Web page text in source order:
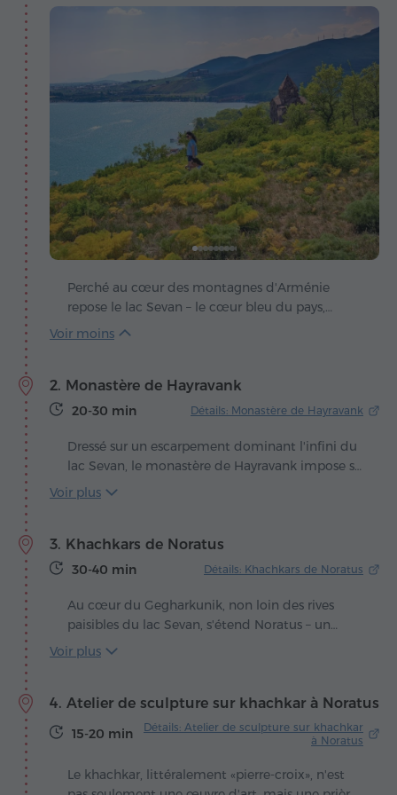
Perché au cœur des montagnes d'Arménie
repose le lac Sevan – le cœur bleu du pays,
battant au rythme du vent et du soleil. La
versa ses larmes pour l'emplir d'eau et offrir ainsi
un présent inestimable aux hommes.
2. Monastère de Hayravank
20-30 min Détails: Monastère de Hayravank
Dressé sur un escarpement dominant l'infini du
lac Sevan, le monastère de Hayravank impose sa
présence discrète mais majestueuse. La date
exacte de sa construction s'est perdue dans la
rattachent au IXe siècle. Bâti de pierres
grossièrement taillées, sans ornements
une sobriété presque monastique. Les pierres
semblent retenir l'empreinte des mains
chargés des parfums du lac et des herbes des
Voir plus
3. Khachkars de Noratus
30-40 min Détails: Khachkars de Noratus
Au cœur du Gegharkunik, non loin des rives
paisibles du lac Sevan, s'étend Noratus – un
vaste cimetière de khachkars où la pierre est
devenue un manuscrit éternel, gravé par la
dressent des centaines de khachkars, chacun
comme un chapitre d'histoire, chacun comme
une prière figée adressée aux cieux.
finement sculptés des XIIIe-XIVe siècles, où la
Voir plus
4. Atelier de sculpture sur khachkar à Noratus
15-20 min
Détails: Atelier de sculpture sur khachkar
à Noratus
Le khachkar, littéralement «pierre-croix», n'est